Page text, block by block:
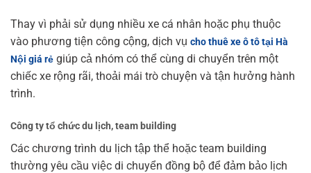
Thay vì phải sử dụng nhiều xe cá nhân hoặc phụ thuộc
vào phương tiện công cộng, dịch vụ cho thuê xe ô tô tại Hà
Nội giá rẻ giúp cả nhóm có thể cùng di chuyển trên một
chiếc xe rộng rãi, thoải mái trò chuyện và tận hưởng hành
trình.
Công ty tổ chức du lịch, team building
Các chương trình du lịch tập thể hoặc team building
thường yêu cầu việc di chuyển đồng bộ để đảm bảo lịch